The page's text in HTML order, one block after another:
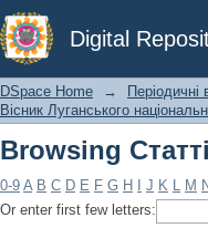
Digital
Browsing
DSpace Home → Періодичні
Вісник Луганського
Browsing
0-9 A B C D E F G H J K L M
Or enter first few letters: